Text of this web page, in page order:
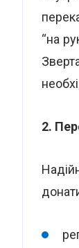
“на
2.